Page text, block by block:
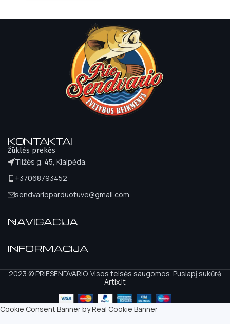
KONTAKTAI
Žūklės prekės
Tilžės g. 45, Klaipėda.
+37068793452
sendvarioparduotuve@gmail.com
NAVIGACIJA
INFORMACIJA
2023 © PRIESENDVARIO. Visos teisės saugomos. Puslapį sukūrė
Artix.lt
Cookie Consent Banner by Real Cookie Banner